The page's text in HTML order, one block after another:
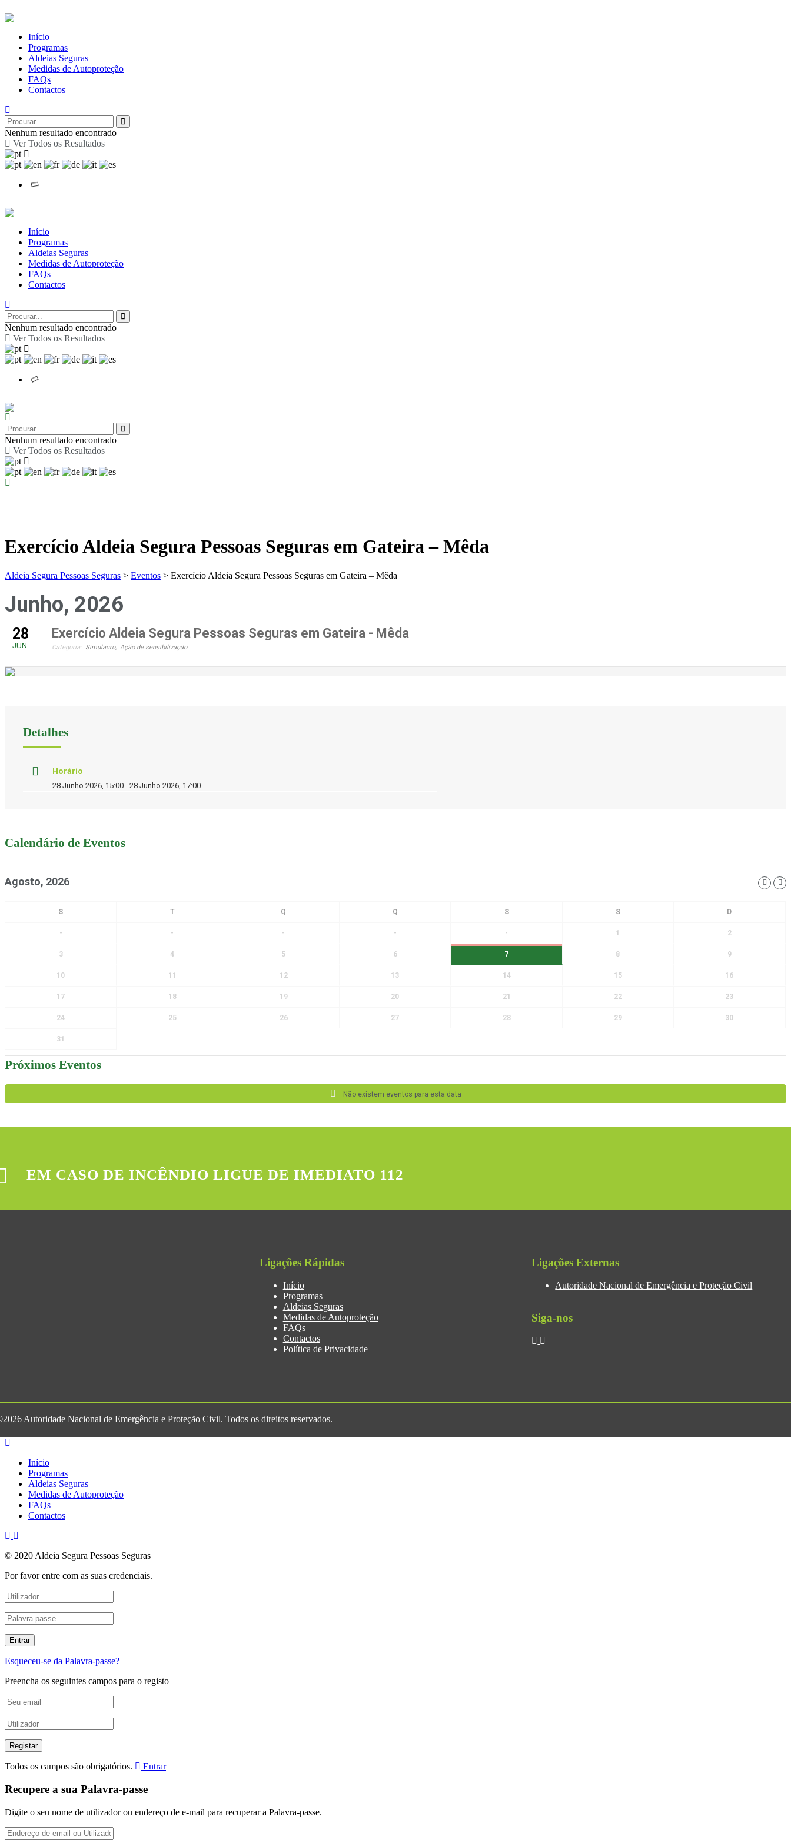
Início
Programas
Aldeias Seguras
Medidas de Autoproteção
FAQs
Contactos
Nenhum resultado encontrado
Ver Todos os Resultados
Início
Programas
Aldeias Seguras
Medidas de Autoproteção
FAQs
Contactos
Nenhum resultado encontrado
Ver Todos os Resultados
Nenhum resultado encontrado
Ver Todos os Resultados
Exercício Aldeia Segura Pessoas Seguras em Gateira – Mêda
Aldeia Segura Pessoas Seguras > Eventos > Exercício Aldeia Segura Pessoas Seguras em Gateira – Mêda
Junho, 2026
28
JUN
Exercício Aldeia Segura Pessoas Seguras em Gateira - Mêda
Categoria: Simulacro, Ação de sensibilização
Detalhes
Horário
28 Junho 2026, 15:00 - 28 Junho 2026, 17:00
Calendário de Eventos
Agosto, 2026
- - - - - 1 2
3 4 5 6 7 8 9
10 11 12 13 14 15 16
17 18 19 20 21 22 23
24 25 26 27 28 29 30
31
Próximos Eventos
Não existem eventos para esta data
EM CASO DE INCÊNDIO LIGUE DE IMEDIATO 112
Ligações Rápidas
Início
Programas
Aldeias Seguras
Medidas de Autoproteção
FAQs
Contactos
Política de Privacidade
Ligações Externas
Autoridade Nacional de Emergência e Proteção Civil
Siga-nos
Autoridade Nacional de Emergência e Proteção Civil. Todos os direitos reservados.
Início
Programas
Aldeias Seguras
Medidas de Autoproteção
FAQs
Contactos
© 2020 Aldeia Segura Pessoas Seguras
Por favor entre com as suas credenciais.
Esqueceu-se da Palavra-passe?
Preencha os seguintes campos para o registo
Todos os campos são obrigatórios. Entrar
Recupere a sua Palavra-passe
Digite o seu nome de utilizador ou endereço de e-mail para recuperar a Palavra-passe.